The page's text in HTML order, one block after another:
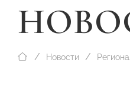
Новости